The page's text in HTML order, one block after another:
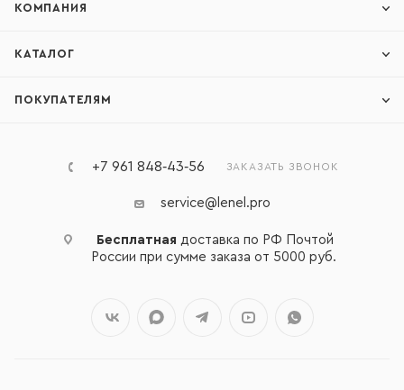
КОМПАНИЯ
КАТАЛОГ
ПОКУПАТЕЛЯМ
+7 961 848‑43‑56 ЗАКАЗАТЬ ЗВОНОК
service@lenel.pro
Бесплатная доставка по РФ Почтой
России при сумме заказа от 5000 руб.